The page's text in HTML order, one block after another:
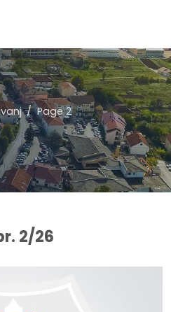
Page 2
2/26